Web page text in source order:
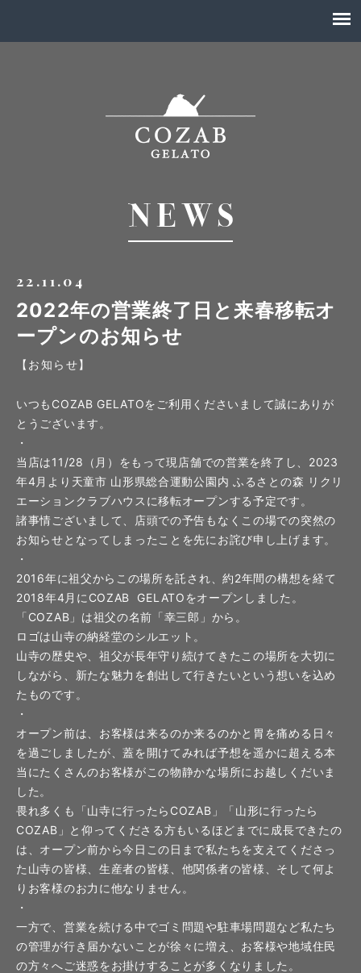
22.11.04
2022年の営業終了日と来春移転オ
ープンのお知らせ
【お知らせ】
いつもCOZAB GELATOをご利用くださいまして誠にありが
とうございます。
・
当店は11/28（月）をもって現店舗での営業を終了し、2023
年4月より天童市 山形県総合運動公園内 ふるさとの森 リクリ
エーションクラブハウスに移転オープンする予定です。
諸事情ございまして、店頭での予告もなくこの場での突然の
お知らせとなってしまったことを先にお詫び申し上げます。
・
2016年に祖父からこの場所を託され、約2年間の構想を経て
2018年4月にCOZAB GELATOをオープンしました。
「COZAB」は祖父の名前「幸三郎」から。
ロゴは山寺の納経堂のシルエット。
山寺の歴史や、祖父が長年守り続けてきたこの場所を大切に
しながら、新たな魅力を創出して行きたいという想いを込め
たものです。
・
オープン前は、お客様は来るのか来るのかと胃を痛める日々
を過ごしましたが、蓋を開けてみれば予想を遥かに超える本
当にたくさんのお客様がこの物静かな場所にお越しくだいま
した。
畏れ多くも「山寺に行ったらCOZAB」「山形に行ったら
COZAB」と仰ってくださる方もいるほどまでに成長できたの
は、オープン前から今日この日まで私たちを支えてくださっ
た山寺の皆様、生産者の皆様、他関係者の皆様、そして何よ
りお客様のお力に他なりません。
・
一方で、営業を続ける中でゴミ問題や駐車場問題など私たち
の管理が行き届かないことが徐々に増え、お客様や地域住民
の方々へご迷惑をお掛けすることが多くなりました。